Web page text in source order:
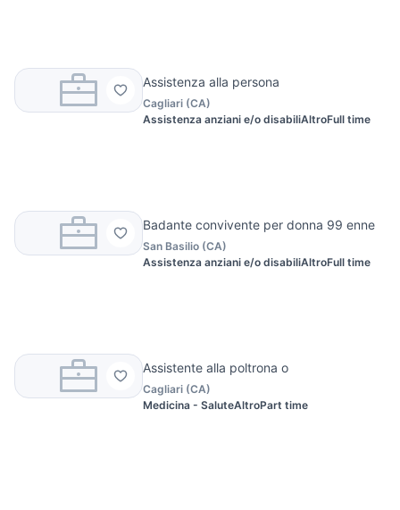
Assistenza alla persona
Cagliari (CA)
Assistenza anziani e/o disabiliAltroFull time
Badante convivente per donna 99 enne
San Basilio (CA)
Assistenza anziani e/o disabiliAltroFull time
Assistente alla poltrona o
Cagliari (CA)
Medicina - SaluteAltroPart time